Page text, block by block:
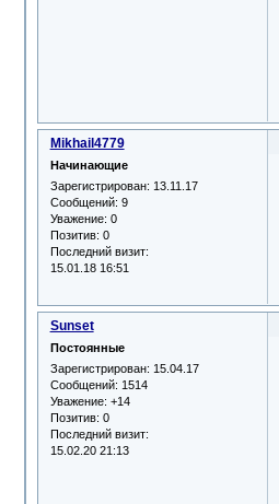
Mikhail4779
Начинающие
Зарегистрирован: 13.11.17
Сообщений: 9
Уважение: 0
Позитив: 0
Последний визит:
15.01.18 16:51
Sunset
Постоянные
Зарегистрирован: 15.04.17
Сообщений: 1514
Уважение: +14
Позитив: 0
Последний визит:
15.02.20 21:13